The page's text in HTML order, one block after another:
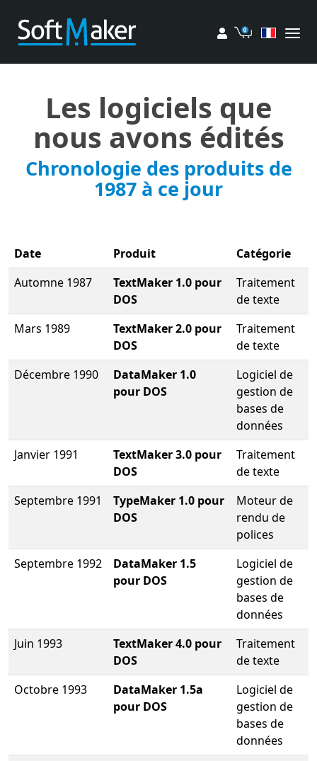
Mon compte
Panier
Les logiciels que
nous avons édités
Chronologie des produits de
1987 à ce jour
Date Produit
Catégorie
Automne 1987
TextMaker 1.0 pour
DOS
Traitement
de texte
Mars 1989
TextMaker 2.0 pour
DOS
Traitement
de texte
Décembre 1990
DataMaker 1.0
pour DOS
Logiciel de
gestion de
bases de
données
Janvier 1991
TextMaker 3.0 pour
DOS
Traitement
de texte
Septembre 1991
TypeMaker 1.0 pour
DOS
Moteur de
rendu de
polices
Septembre 1992
DataMaker 1.5
pour DOS
Logiciel de
gestion de
bases de
données
Juin 1993
TextMaker 4.0 pour
DOS
Traitement
de texte
Octobre 1993
DataMaker 1.5a
pour DOS
Logiciel de
gestion de
bases de
données